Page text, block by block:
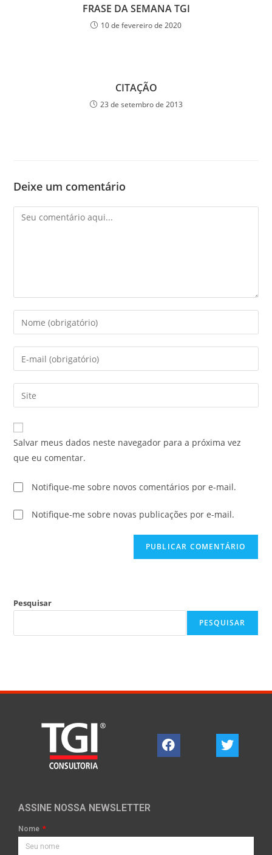
FRASE DA SEMANA TGI
10 de fevereiro de 2020
CITAÇÃO
23 de setembro de 2013
Deixe um comentário
Salvar meus dados neste navegador para a próxima vez
que eu comentar.
Notifique-me sobre novos comentários por e-mail.
Notifique-me sobre novas publicações por e-mail.
Pesquisar
PESQUISAR
ASSINE NOSSA NEWSLETTER
Nome